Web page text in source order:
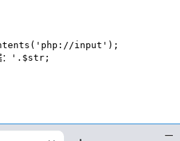
input');
：'.$str;